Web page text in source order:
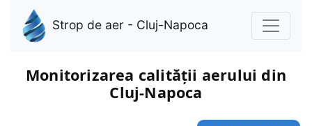
Strop de aer - Cluj-Napoca
Monitorizarea calității aerului din
Cluj-Napoca